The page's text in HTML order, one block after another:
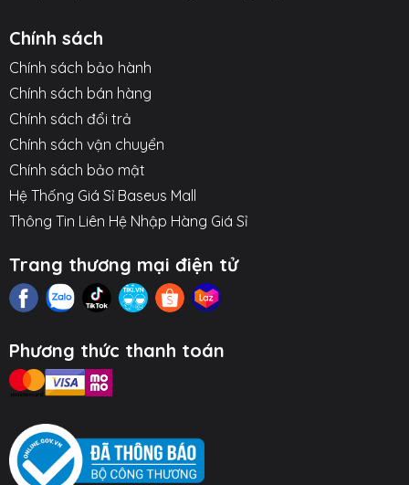
Chính sách
Chính sách bảo hành
Chính sách bán hàng
Chính sách đổi trả
Chính sách vận chuyển
Chính sách bảo mật
Hệ Thống Giá Sỉ Baseus Mall
Thông Tin Liên Hệ Nhập Hàng Giá Sỉ
Trang thương mại điện tử
Phương thức thanh toán